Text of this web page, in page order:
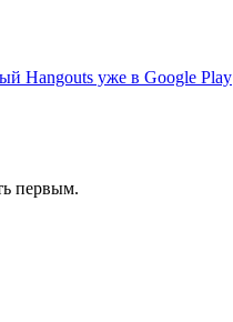
Hangouts уже в Google Play
первым.